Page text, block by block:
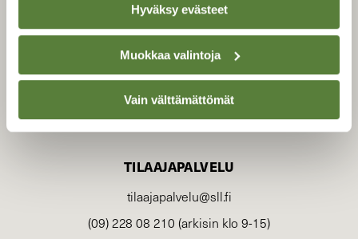
Hyväksy evästeet
Muokkaa valintoja
Vain välttämättömät
TILAAJAPALVELU
tilaajapalvelu@sll.fi
(09) 228 08 210 (arkisin klo 9-15)